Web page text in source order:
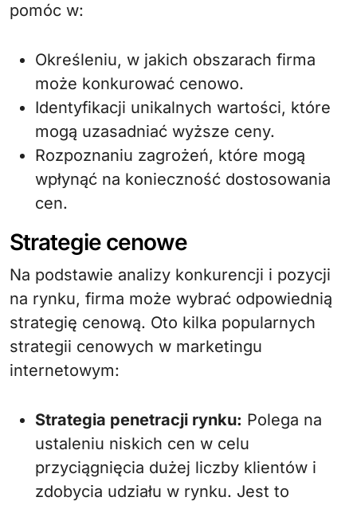
pomóc w:
Określeniu, w jakich obszarach firma
może konkurować cenowo.
Identyfikacji unikalnych wartości, które
mogą uzasadniać wyższe ceny.
Rozpoznaniu zagrożeń, które mogą
wpłynąć na konieczność dostosowania
cen.
Strategie cenowe
Na podstawie analizy konkurencji i pozycji
na rynku, firma może wybrać odpowiednią
strategię cenową. Oto kilka popularnych
strategii cenowych w marketingu
internetowym:
Strategia penetracji rynku: Polega na
ustaleniu niskich cen w celu
przyciągnięcia dużej liczby klientów i
zdobycia udziału w rynku. Jest to